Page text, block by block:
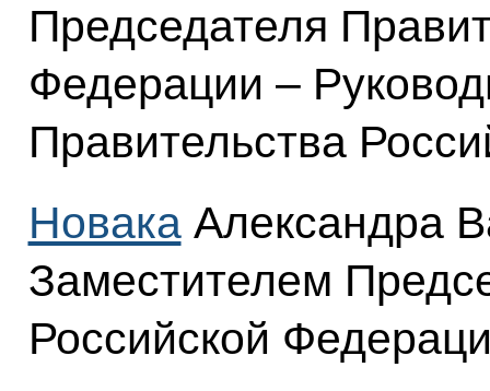
Председателя
Федерации –
Правительства
НовакаАлександра
Заместителем
Российской